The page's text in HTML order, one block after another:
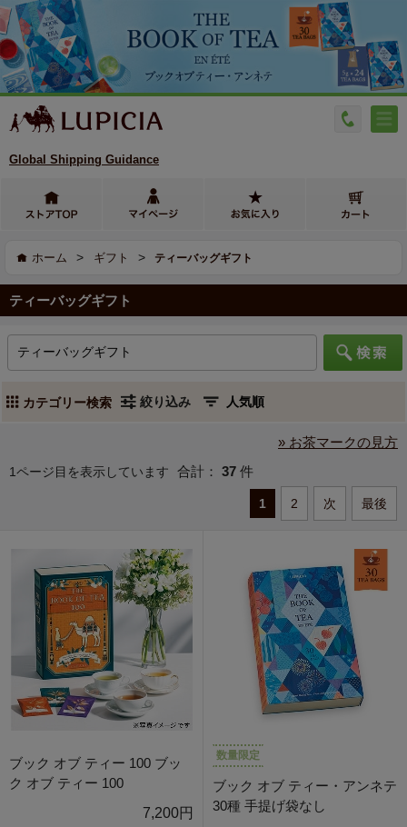
Global Shipping Guidance
ホーム > ギフト > ティーバッグギフト
ティーバッグギフト
カテゴリー検索 絞り込み
» お茶マークの見方
1ページ目を表示しています 合計： 37 件
1 2 次 最後
ブック オブ ティー 100 ブッ
ク オブ ティー 100
7,200円
数量限定
ブック オブ ティー・アンネテ
30種 手提げ袋なし